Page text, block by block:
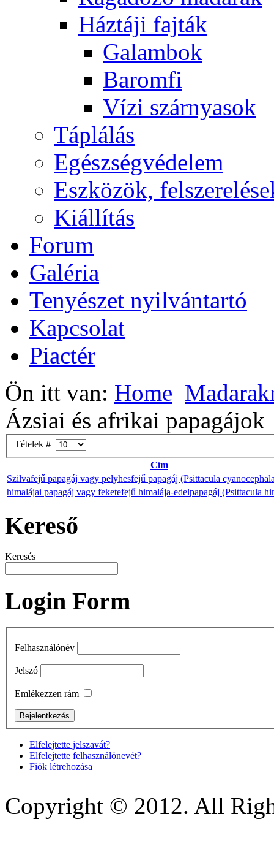
Háztáji fajták
Galambok
Baromfi
Vízi szárnyasok
Táplálás
Egészségvédelem
Eszközök,
Kiállítás
Forum
Galéria
Tenyészet nyilvántartó
Kapcsolat
Piactér
Ön itt van: Home
Ázsiai és afrikai papagájok
Tételek #
Cím
Szilvafejű papagáj vagy pelyhesfejű papagáj (Psittacula
himalájai papagáj vagy feketefejű himalája-edelpapagáj (Psittacula
Kereső
Keresés
Login Form
Felhasználónév
Jelszó
Emlékezzen rám
Elfelejtette jelszavát?
Elfelejtette felhasználónevét?
Fiók létrehozása
Copyright © 2012. All